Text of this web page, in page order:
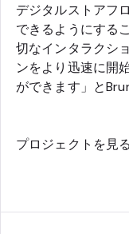
デジタルストアフ
できるようにする
切なインタラクシ
ンをより迅速に開
ができます」と
プロジェクトを見る